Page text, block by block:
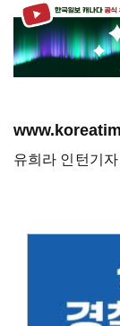
유희라 인턴기